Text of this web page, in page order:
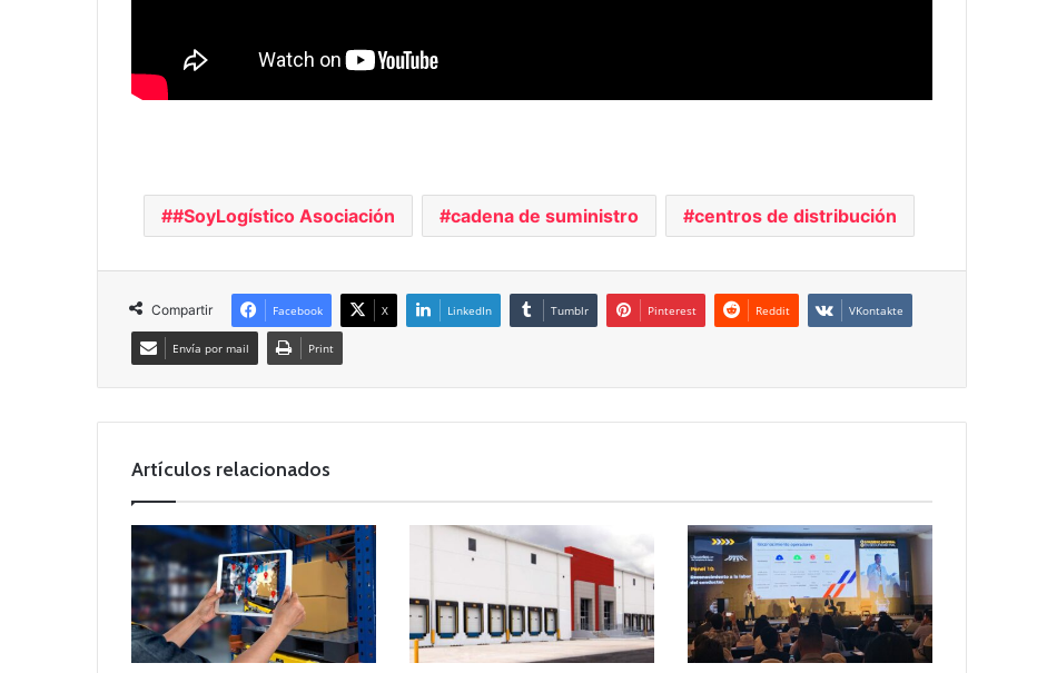
#SoyLogístico Asociación cadena de suministro centros de distribución
Compartir Facebook X LinkedIn Tumblr Pinterest Reddit VKontakte
Envía por mail Print
Artículos relacionados